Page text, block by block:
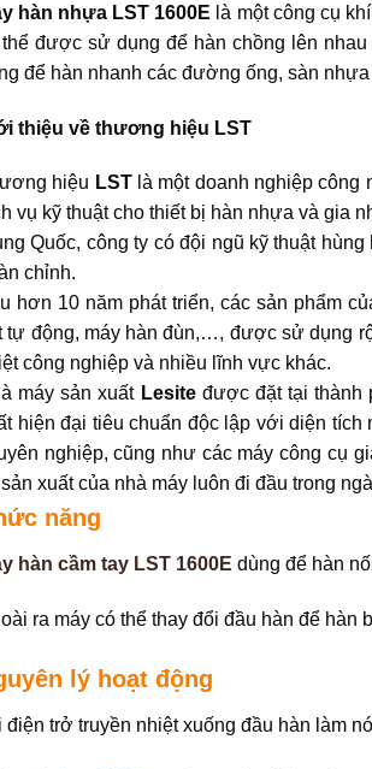
hàn nhựa LST 1600E là một công cụ
được sử dụng để hàn chồng lên
để hàn nhanh các đường ống, sàn nhựa
thiệu về thương hiệu LST
hiệu LSTlà một doanh nghiệp công
vụ kỹ thuật cho thiết bị hàn nhựa và gia
Quốc, công ty có đội ngũ kỹ thuật
chỉnh.
hơn 10 năm phát triển, các sản phẩm
tự động, máy hàn đùn,…, được sử dụng
công nghiệp và nhiều lĩnh vực khác.
máy sản xuất Lesiteđược đặt tại thành
hiện đại tiêu chuẩn độc lập với diện tích
nghiệp, cũng như các máy công cụ
xuất của nhà máy luôn đi đầu trong
năng
hàn cầm tay LST 1600E dùng để hàn
ra máy có thể thay đổi đầu hàn để
lý hoạt động
điện trở truyền nhiệt xuống đầu hàn làm